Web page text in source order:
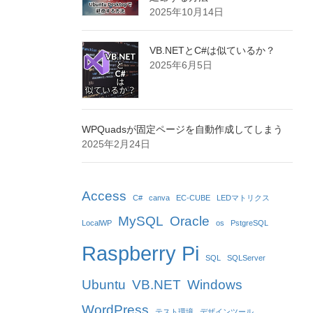
2025年10月14日
VB.NETとC#は似ているか？
2025年6月5日
WPQuadsが固定ページを自動作成してしまう
2025年2月24日
Access C# canva EC-CUBE LEDマトリクス
LocalWP MySQL Oracle os PstgreSQL
Raspberry Pi SQL SQLServer
Ubuntu VB.NET Windows
WordPress
テスト環境 デザインツール